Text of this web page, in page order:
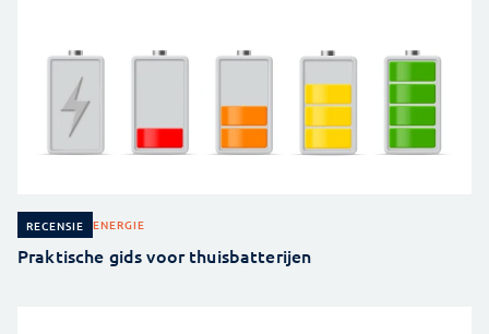
RECENSIE ENERGIE
Praktische gids voor thuisbatterijen